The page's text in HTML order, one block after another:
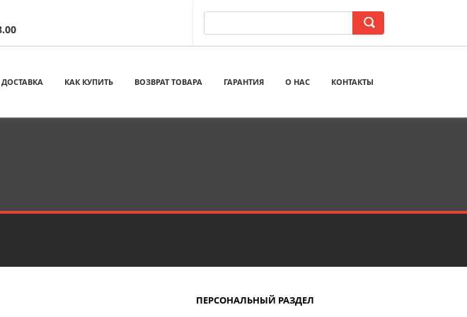
ДОСТАВКА КАК КУПИТЬ ВОЗВРАТ ТОВАРА ГАРАНТИЯ О НАС КОНТАКТЫ
ПЕРСОНАЛЬНЫЙ РАЗДЕЛ